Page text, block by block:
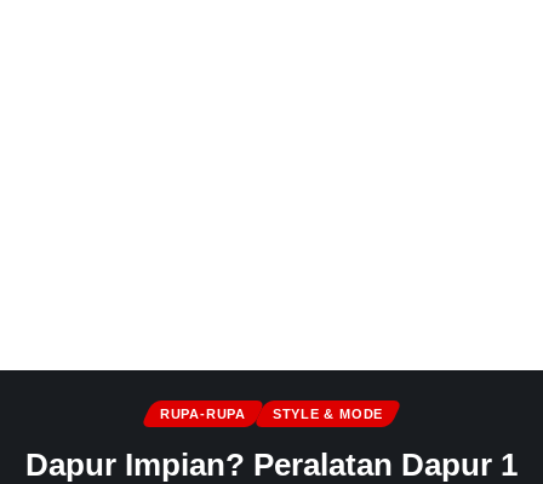
RUPA-RUPA STYLE & MODE
Dapur Impian? Peralatan Dapur 1